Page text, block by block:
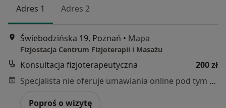
Adres 1 Adres 2
Świebodzińska 19, Poznań • Mapa
Fizjostacja Centrum Fizjoterapii i Masażu
Konsultacja fizjoterapeutyczna
200 zł
Specjalista nie oferuje umawiania online pod tym adresem.
Poproś o wizytę